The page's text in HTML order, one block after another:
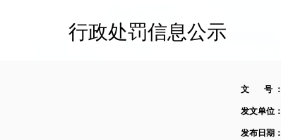
行政处罚信息公示
文 号 ：
发文单位：
发布日期：